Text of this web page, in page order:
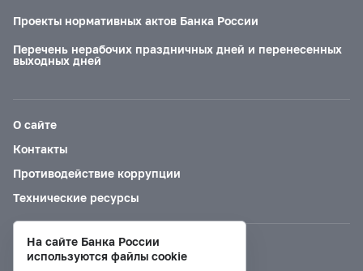
Проекты нормативных актов Банка России
Перечень нерабочих праздничных дней и перенесенных
выходных дней
О сайте
Контакты
Противодействие коррупции
Технические ресурсы
Версия для слабовидящих
На сайте Банка России
используются файлы cookie